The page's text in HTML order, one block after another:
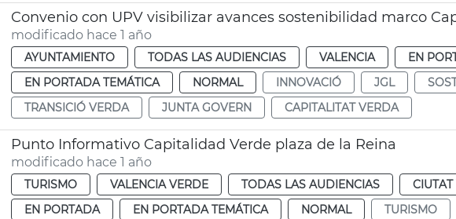
Convenio con UPV visibilizar avances sostenibilidad marco
modificado hace 1 año
AYUNTAMIENTO TODAS LAS AUDIENCIAS VALENCIA
EN
EN PORTADA TEMÁTICA
NORMAL INNOVACIÓ JGL
TRANSICIÓ VERDA
JUNTA GOVERN CAPITALITAT VERDA
Punto Informativo Capitalidad Verde plaza de la Reina
modificado hace 1 año
TURISMO VALENCIA VERDE TODAS LAS AUDIENCIAS
EN PORTADA
EN PORTADA TEMÁTICA NORMAL TURISMO